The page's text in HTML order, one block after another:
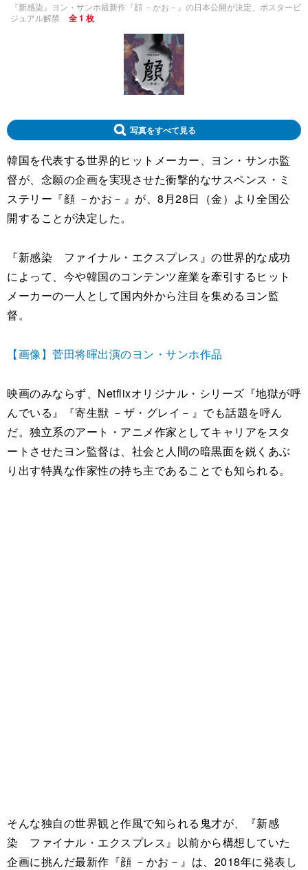
『新感染』ヨン・サンホ最新作『顔 －かお－』の日本公開が決定、ポスタービ
ジュアル解禁
全 1 枚
写真をすべて見る
韓国を代表する世界的ヒットメーカー、ヨン・サンホ監
督が、念願の企画を実現させた衝撃的なサスペンス・ミ
ステリー『顔 －かお－』が、8月28日（金）より全国公
開することが決定した。
『新感染 ファイナル・エクスプレス』の世界的な成功
によって、今や韓国のコンテンツ産業を牽引するヒット
メーカーの一人として国内外から注目を集めるヨン監
督。
【画像】菅田将暉出演のヨン・サンホ作品
映画のみならず、Netflixオリジナル・シリーズ『地獄が呼
んでいる』『寄生獣 －ザ・グレイ－』でも話題を呼ん
だ。独立系のアート・アニメ作家としてキャリアをスタ
ートさせたヨン監督は、社会と人間の暗黒面を鋭くあぶ
り出す特異な作家性の持ち主であることでも知られる。
そんな独自の世界観と作風で知られる鬼才が、『新感
染 ファイナル・エクスプレス』以前から構想していた
企画に挑んだ最新作『顔 －かお－』は、2018年に発表し